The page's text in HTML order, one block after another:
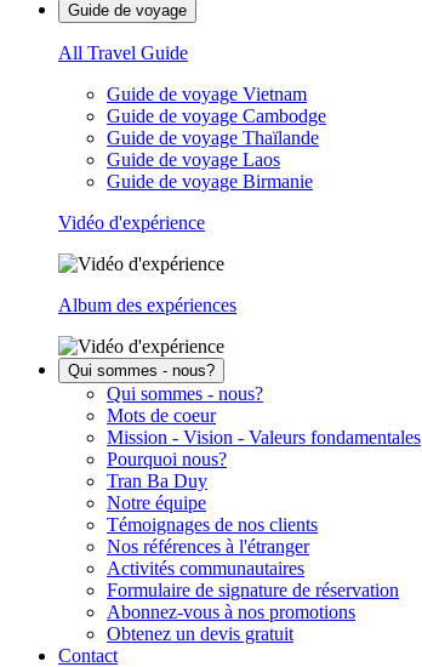
Guide de voyage
All Travel Guide
Guide de voyage Vietnam
Guide de voyage Cambodge
Guide de voyage Thaïlande
Guide de voyage Laos
Guide de voyage Birmanie
Vidéo d'expérience
Album des expériences
Qui sommes - nous?
Qui sommes - nous?
Mots de coeur
Mission - Vision - Valeurs fondamentales
Pourquoi nous?
Tran Ba Duy
Notre équipe
Témoignages de nos clients
Nos références à l'étranger
Activités communautaires
Formulaire de signature de réservation
Abonnez-vous à nos promotions
Obtenez un devis gratuit
Contact